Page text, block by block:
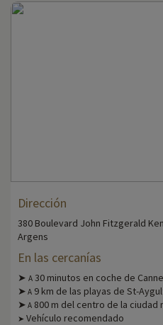
Dirección
380 Boulevard John Fitzgerald
Argens
En las cercanías
➤ A 30 minutos en coche de
➤ A 9 km de las playas de St-
➤ A 800 m del centro de la
➤ Vehículo recomendado